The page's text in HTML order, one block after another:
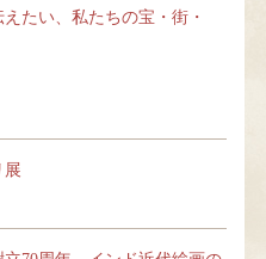
たい、私たちの宝・街・